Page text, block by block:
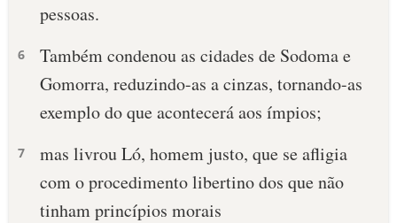
pessoas.
6
Também condenou as cidades de Sodoma e
Gomorra, reduzindo-as a cinzas, tornando-as
exemplo do que acontecerá aos ímpios;
7
mas livrou Ló, homem justo, que se afligia
com o procedimento libertino dos que não
tinham princípios morais